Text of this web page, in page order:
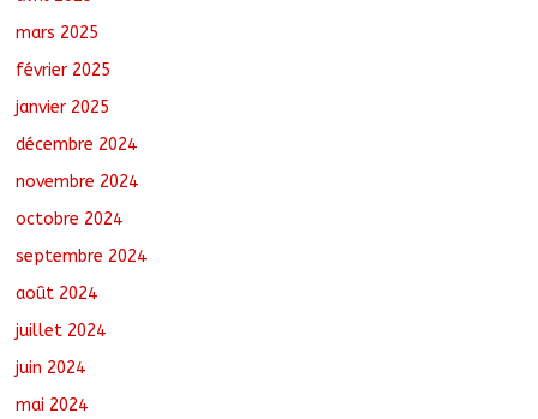
mars 2025
février 2025
janvier 2025
décembre 2024
novembre 2024
octobre 2024
septembre 2024
août 2024
juillet 2024
juin 2024
mai 2024